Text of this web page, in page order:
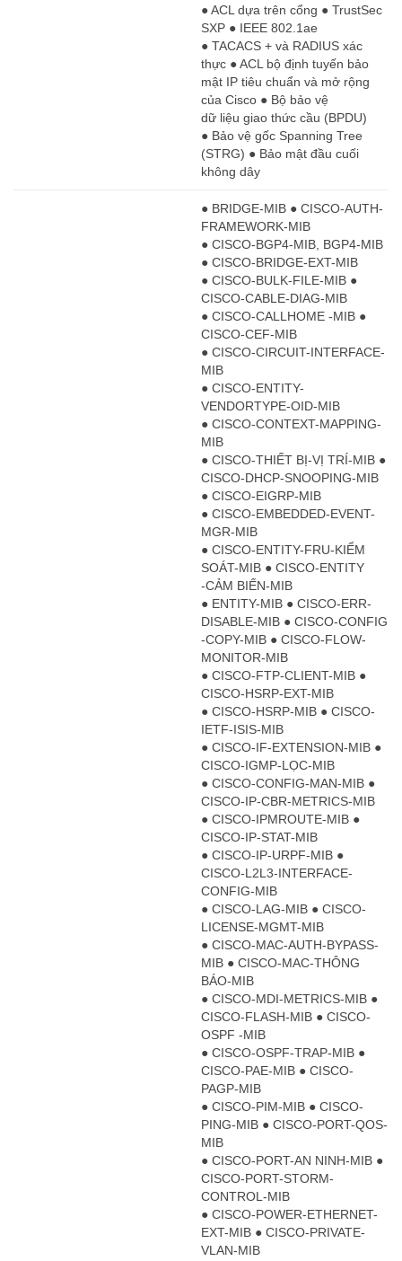
● ACL dựa trên cổng ● TrustSec
SXP ● IEEE 802.1ae
● TACACS + và RADIUS xác
thực ● ACL bộ định tuyến bảo
mật IP tiêu chuẩn và mở rộng
của Cisco ● Bộ bảo vệ
dữ liệu giao thức cầu (BPDU)
● Bảo vệ gốc Spanning Tree
(STRG) ● Bảo mật đầu cuối
không dây
● BRIDGE-MIB ● CISCO-AUTH-
FRAMEWORK-MIB
● CISCO-BGP4-MIB, BGP4-MIB
● CISCO-BRIDGE-EXT-MIB
● CISCO-BULK-FILE-MIB ●
CISCO-CABLE-DIAG-MIB
● CISCO-CALLHOME -MIB ●
CISCO-CEF-MIB
● CISCO-CIRCUIT-INTERFACE-
MIB
● CISCO-ENTITY-
VENDORTYPE-OID-MIB
● CISCO-CONTEXT-MAPPING-
MIB
● CISCO-THIẾT BỊ-VỊ TRÍ-MIB ●
CISCO-DHCP-SNOOPING-MIB
● CISCO-EIGRP-MIB
● CISCO-EMBEDDED-EVENT-
MGR-MIB
● CISCO-ENTITY-FRU-KIỂM
SOÁT-MIB ● CISCO-ENTITY
-CẢM BIẾN-MIB
● ENTITY-MIB ● CISCO-ERR-
DISABLE-MIB ● CISCO-CONFIG
-COPY-MIB ● CISCO-FLOW-
MONITOR-MIB
● CISCO-FTP-CLIENT-MIB ●
CISCO-HSRP-EXT-MIB
● CISCO-HSRP-MIB ● CISCO-
IETF-ISIS-MIB
● CISCO-IF-EXTENSION-MIB ●
CISCO-IGMP-LỌC-MIB
● CISCO-CONFIG-MAN-MIB ●
CISCO-IP-CBR-METRICS-MIB
● CISCO-IPMROUTE-MIB ●
CISCO-IP-STAT-MIB
● CISCO-IP-URPF-MIB ●
CISCO-L2L3-INTERFACE-
CONFIG-MIB
● CISCO-LAG-MIB ● CISCO-
LICENSE-MGMT-MIB
● CISCO-MAC-AUTH-BYPASS-
MIB ● CISCO-MAC-THÔNG
BÁO-MIB
● CISCO-MDI-METRICS-MIB ●
CISCO-FLASH-MIB ● CISCO-
OSPF -MIB
● CISCO-OSPF-TRAP-MIB ●
CISCO-PAE-MIB ● CISCO-
PAGP-MIB
● CISCO-PIM-MIB ● CISCO-
PING-MIB ● CISCO-PORT-QOS-
MIB
● CISCO-PORT-AN NINH-MIB ●
CISCO-PORT-STORM-
CONTROL-MIB
● CISCO-POWER-ETHERNET-
EXT-MIB ● CISCO-PRIVATE-
VLAN-MIB